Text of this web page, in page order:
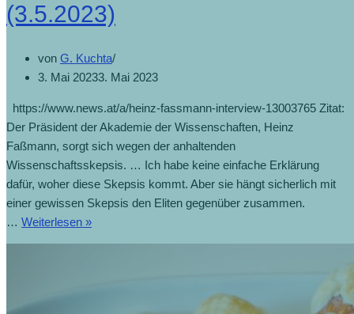
(3.5.2023)
von G. Kuchta
3. Mai 20233. Mai 2023
https://www.news.at/a/heinz-fassmann-interview-13003765 Zitat:
Der Präsident der Akademie der Wissenschaften, Heinz
Faßmann, sorgt sich wegen der anhaltenden
Wissenschaftsskepsis. … Ich habe keine einfache Erklärung
dafür, woher diese Skepsis kommt. Aber sie hängt sicherlich mit
einer gewissen Skepsis den Eliten gegenüber zusammen.
… Weiterlesen »